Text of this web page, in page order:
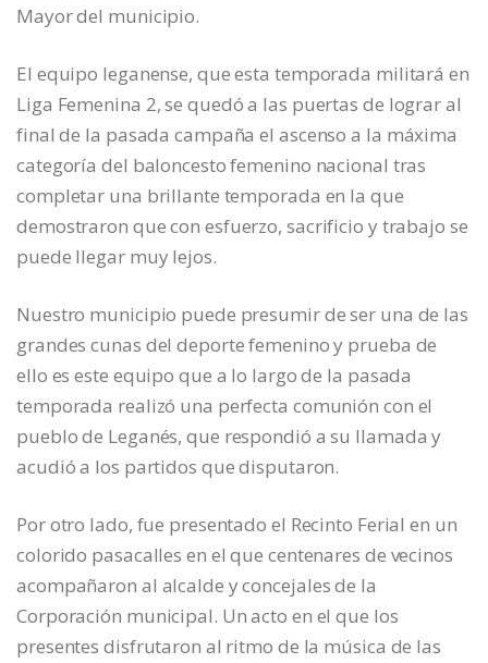
Mayor del municipio.
El equipo leganense, que esta temporada militará en
Liga Femenina 2, se quedó a las puertas de lograr al
final de la pasada campaña el ascenso a la máxima
categoría del baloncesto femenino nacional tras
completar una brillante temporada en la que
demostraron que con esfuerzo, sacrificio y trabajo se
puede llegar muy lejos.
Nuestro municipio puede presumir de ser una de las
grandes cunas del deporte femenino y prueba de
ello es este equipo que a lo largo de la pasada
temporada realizó una perfecta comunión con el
pueblo de Leganés, que respondió a su llamada y
acudió a los partidos que disputaron.
Por otro lado, fue presentado el Recinto Ferial en un
colorido pasacalles en el que centenares de vecinos
acompañaron al alcalde y concejales de la
Corporación municipal. Un acto en el que los
presentes disfrutaron al ritmo de la música de las